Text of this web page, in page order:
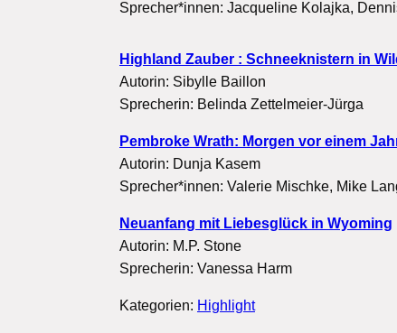
Sprecher*innen: Jacqueline Kolajka,
Highland Zauber : Schneeknistern in
Autorin: Sibylle Baillon
Sprecherin: Belinda Zettelmeier-Jürga
Pembroke Wrath: Morgen vor einem
Autorin: Dunja Kasem
Sprecher*innen: Valerie Mischke, Mike
Neuanfang mit Liebesglück in Wyoming
Autorin: M.P. Stone
Sprecherin: Vanessa Harm
Kategorien: Highlight